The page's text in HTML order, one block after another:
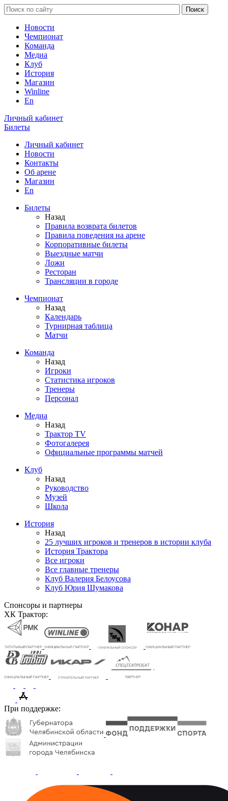
Новости
Чемпионат
Команда
Медиа
Клуб
История
Магазин
Winline
En
Личный кабинет
Билеты
Личный кабинет
Новости
Контакты
Об арене
Магазин
En
Билеты
Назад
Правила возврата билетов
Правила поведения на арене
Корпоративные билеты
Выездные матчи
Ложи
Ресторан
Трансляции в городе
Чемпионат
Назад
Календарь
Турнирная таблица
Матчи
Команда
Назад
Игроки
Статистика игроков
Тренеры
Персонал
Медиа
Назад
Трактор TV
Фотогалерея
Официальные программы матчей
Клуб
Назад
Руководство
Музей
Школа
История
Назад
25 лучших игроков и тренеров в истории клуба
История Трактора
Все игроки
Все главные тренеры
Клуб Валерия Белоусова
Клуб Юрия Шумакова
Спонсоры и партнеры
ХК Трактор:
При поддержке: